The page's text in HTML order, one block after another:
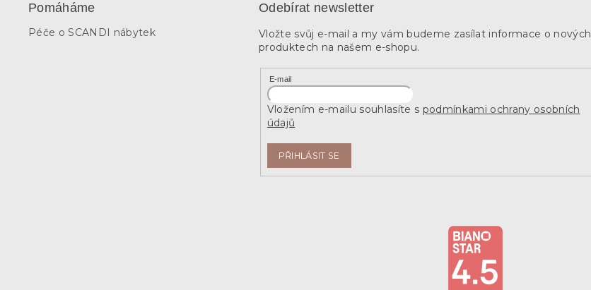
Pomáháme
Péče o SCANDI nábytek
Odebírat newsletter
Vložte svůj e-mail a my vám budeme zasílat informace o nových
produktech na našem e-shopu.
E-mail
Vložením e-mailu souhlasíte s podmínkami ochrany osobních
údajů
PŘIHLÁSIT SE